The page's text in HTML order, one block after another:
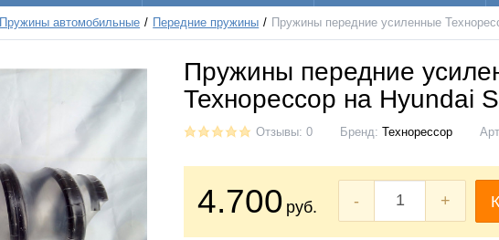
Пружины автомобильные Передние пружины Пружины передние усиленные
Пружины передние
Технорессор на Hyundai
Отзывы: 0 Бренд: Технорессор
4.700 руб. - +